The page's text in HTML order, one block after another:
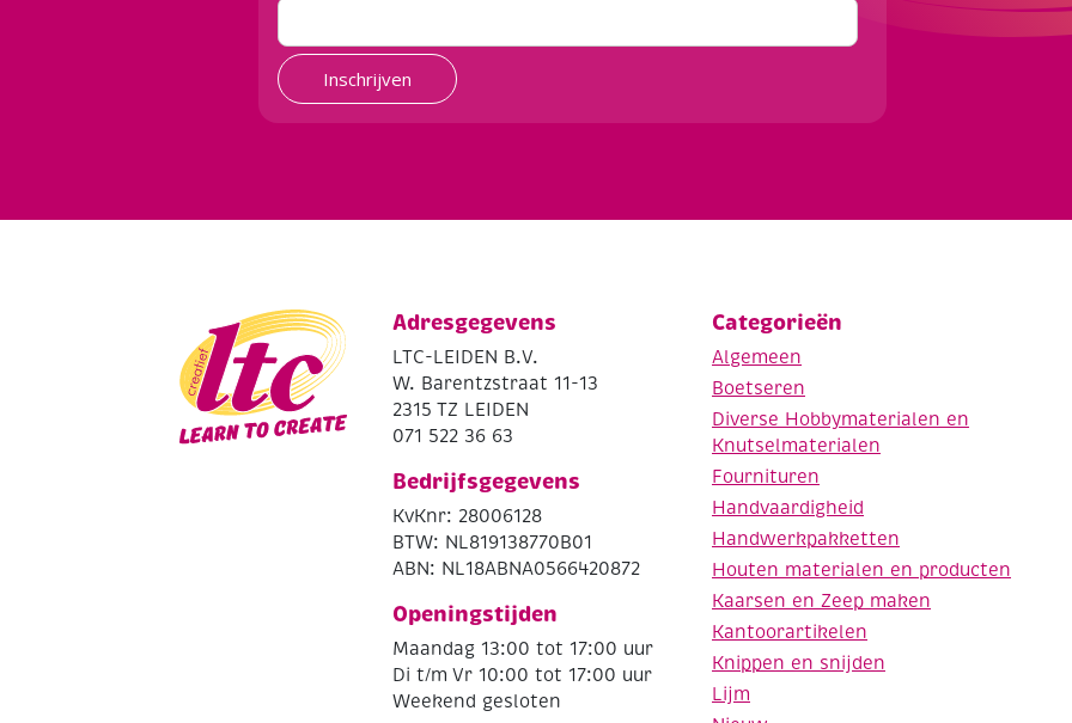
Inschrijven
Adresgegevens
LTC-LEIDEN B.V.
W. Barentzstraat 11-13
2315 TZ LEIDEN
071 522 36 63
Bedrijfsgegevens
KvKnr: 28006128
BTW: NL819138770B01
ABN: NL18ABNA0566420872
Openingstijden
Maandag 13:00 tot 17:00 uur
Di t/m Vr 10:00 tot 17:00 uur
Weekend gesloten
Categorieën
Algemeen
Boetseren
Diverse Hobbymaterialen en
Knutselmaterialen
Fournituren
Handvaardigheid
Handwerkpakketten
Houten materialen en producten
Kaarsen en Zeep maken
Kantoorartikelen
Knippen en snijden
Lijm